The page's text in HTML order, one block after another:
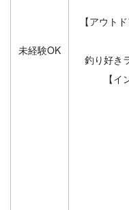
未経験OK
【アウト
釣り好き
【イ